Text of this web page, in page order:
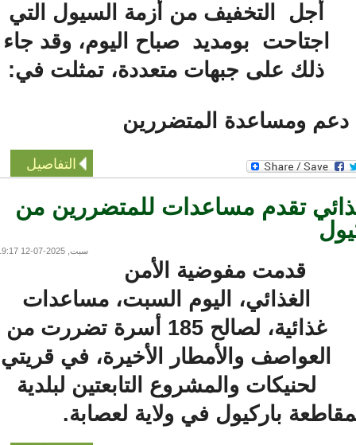
أجل التخفيف من أزمة السيول التي
اجتاحت بومديد صباح اليوم، وقد جاء
ذلك على جبهات متعددة، تمثلت في:
ومساعدة المتضررين
التفاصيل
تقدم مساعدات للمتضررين من
سبت, 2025-07-12 19:17
قدمت مفوضية الأمن
الغذائي، اليوم السبت، مساعدات
غذائية، لصالح 185 أسرة تضررت من
العواصف والأمطار الأخيرة، في قريتي
لحنيكات والمشروع التابعتين لبلدية
باركيول في ولاية لعصابة.